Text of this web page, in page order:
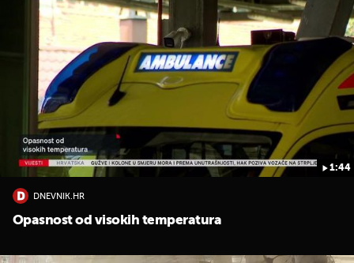
1:44
DNEVNIK.HR
Opasnost od visokih temperatura